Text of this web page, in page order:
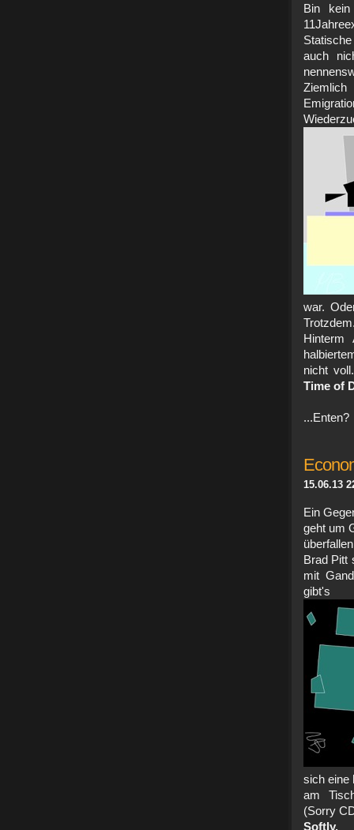
Bin
auch
war.
nicht
Time of
...Enten?
15.06.13
Ein
geht um
Brad Pitt
mit
sich eine
am
(Sorry
Softly.